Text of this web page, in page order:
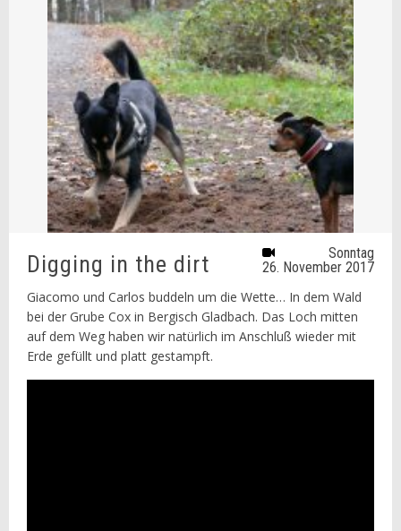
Sonntag
26. November 2017
Digging in the dirt
Giacomo und Carlos buddeln um die Wette… In dem Wald
bei der Grube Cox in Bergisch Gladbach. Das Loch mitten
auf dem Weg haben wir natürlich im Anschluß wieder mit
Erde gefüllt und platt gestampft.